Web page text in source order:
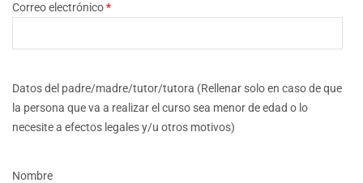
Correo electrónico*
Datos del padre/madre/tutor/tutora (Rellenar solo en caso de que
la persona que va a realizar el curso sea menor de edad o lo
necesite a efectos legales y/u otros motivos)
Nombre